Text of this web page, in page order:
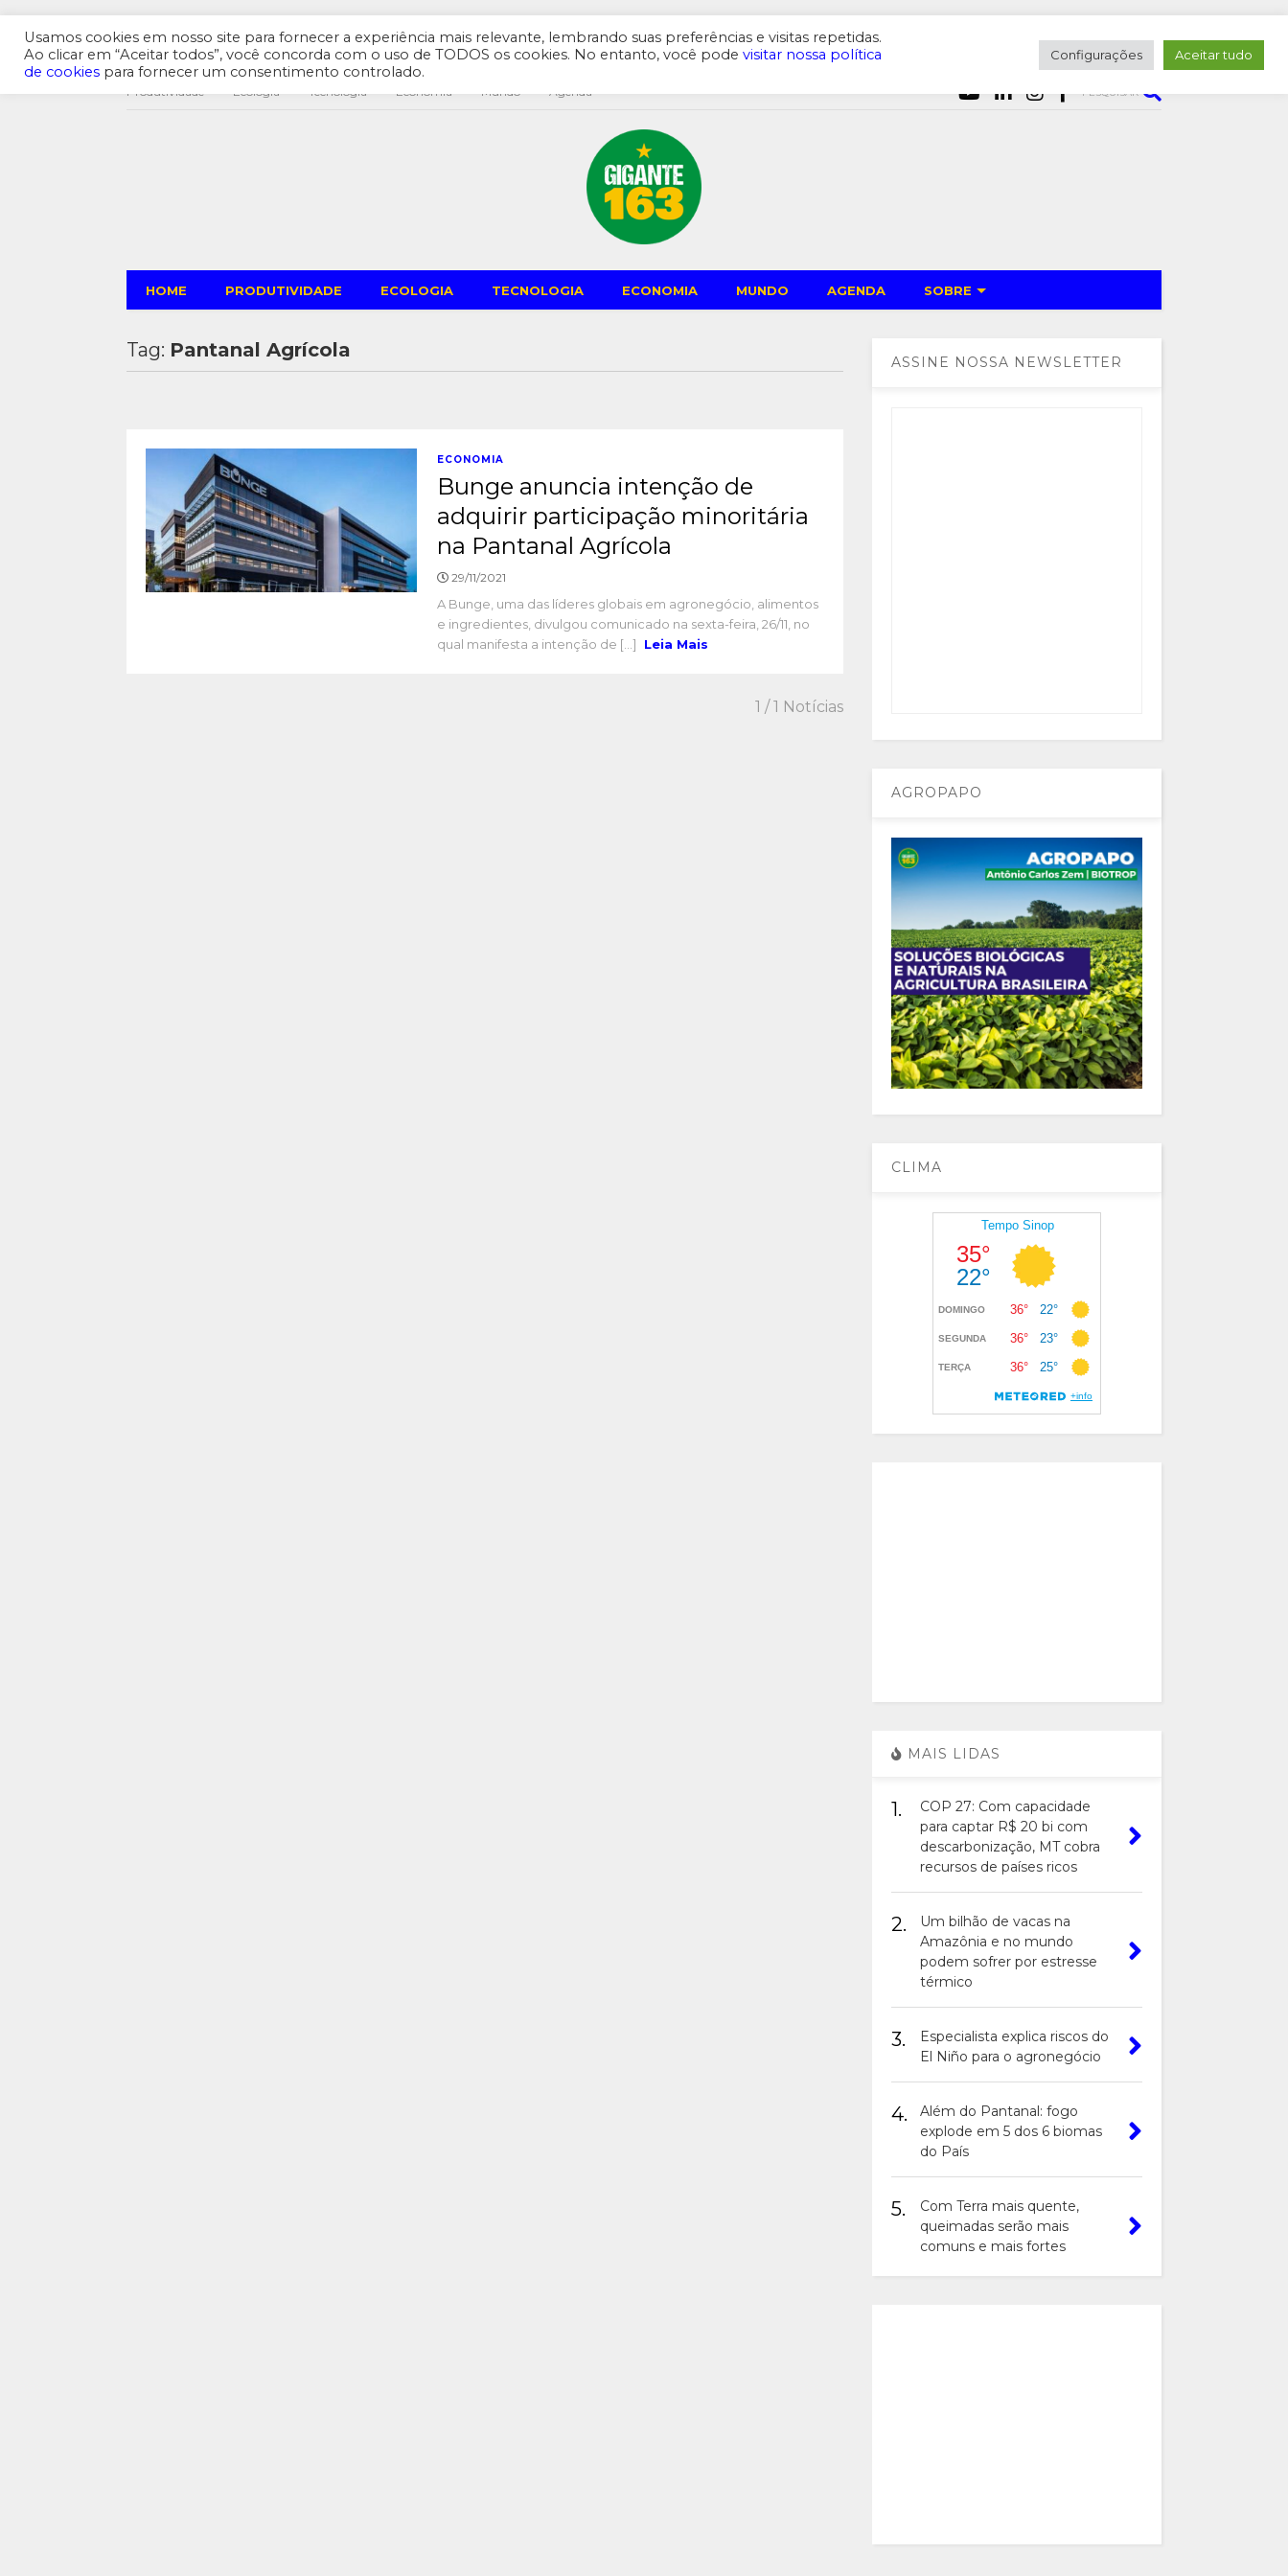
Produtividade Ecologia Tecnologia Economia Mundo Agenda PESQUISAR
HOME PRODUTIVIDADE ECOLOGIA TECNOLOGIA ECONOMIA MUNDO AGENDA SOBRE
Tag: Pantanal Agrícola
ECONOMIA
Bunge anuncia intenção de
adquirir participação minoritária
na Pantanal Agrícola
29/11/2021
A Bunge, uma das líderes globais em agronegócio, alimentos
e ingredientes, divulgou comunicado na sexta-feira, 26/11, no
qual manifesta a intenção de [...]
Leia Mais
1 / 1 Notícias
ASSINE NOSSA NEWSLETTER
AGROPAPO
CLIMA
MAIS LIDAS
1.
COP 27: Com capacidade
para captar R$ 20 bi com
descarbonização, MT cobra
recursos de países ricos
2.
Um bilhão de vacas na
Amazônia e no mundo
podem sofrer por estresse
térmico
3.
Especialista explica riscos do
El Niño para o agronegócio
4.
Além do Pantanal: fogo
explode em 5 dos 6 biomas
do País
5.
Com Terra mais quente,
queimadas serão mais
comuns e mais fortes
Usamos cookies em nosso site para fornecer a experiência mais relevante, lembrando suas preferências e visitas repetidas.
Ao clicar em “Aceitar todos”, você concorda com o uso de TODOS os cookies. No entanto, você pode visitar nossa política
de cookies para fornecer um consentimento controlado.
Configurações Aceitar tudo